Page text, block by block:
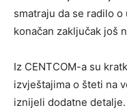
smatraju da se radilo
konačan zaključak još
Iz CENTCOM-a su
izvještajima o šteti na
iznijeli dodatne detalje.